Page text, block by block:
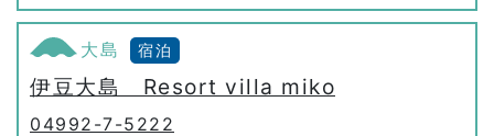
大島 宿泊
伊豆大島 Resort villa miko
04992-7-5222